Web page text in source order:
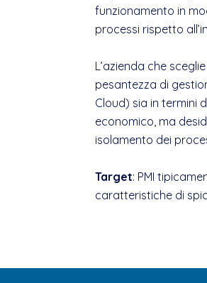
funzionamento in
processi rispetto
L’azienda che
pesantezza di
Cloud) sia in termini
economico, ma
isolamento dei
Target: PMI
caratteristiche di